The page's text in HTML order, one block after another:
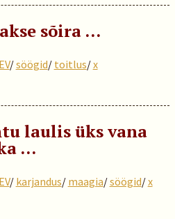
sõira ...
/söögid/ toitlus/x
laulis üks vana
…
/ karjandus/ maagia/söögid/x